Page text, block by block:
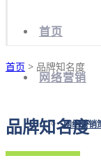
首页
网络营销
网络营销
首页 > 品牌知名度
品牌知名度